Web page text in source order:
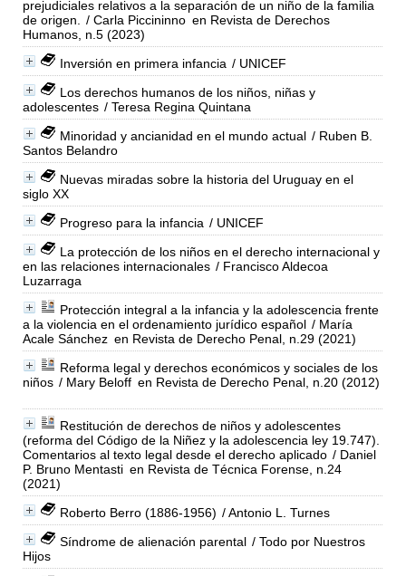
prejudiciales relativos a la separación de un niño de la familia
de origen.
/ Carla Piccininno en Revista de Derechos
Humanos, n.5 (2023)
Inversión en primera infancia / UNICEF
Los derechos humanos de los niños, niñas y
adolescentes / Teresa Regina Quintana
Minoridad y ancianidad en el mundo actual / Ruben B.
Santos Belandro
Nuevas miradas sobre la historia del Uruguay en el
siglo XX
Progreso para la infancia / UNICEF
La protección de los niños en el derecho internacional y
en las relaciones internacionales / Francisco Aldecoa
Luzarraga
Protección integral a la infancia y la adolescencia frente
a la violencia en el ordenamiento jurídico español / María
Acale Sánchez en Revista de Derecho Penal, n.29 (2021)
Reforma legal y derechos económicos y sociales de los
niños / Mary Beloff en Revista de Derecho Penal, n.20 (2012)
Restitución de derechos de niños y adolescentes
(reforma del Código de la Niñez y la adolescencia ley 19.747).
Comentarios al texto legal desde el derecho aplicado / Daniel
P. Bruno Mentasti en Revista de Técnica Forense, n.24
(2021)
Roberto Berro (1886-1956) / Antonio L. Turnes
Síndrome de alienación parental / Todo por Nuestros
Hijos